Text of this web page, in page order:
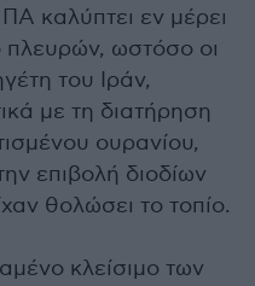
καλύπτει εν μέρει
ωστόσο οι
του Ιράν,
με τη διατήρηση
ουρανίου,
επιβολή διοδίων
θολώσει το τοπίο.
κλείσιμο των